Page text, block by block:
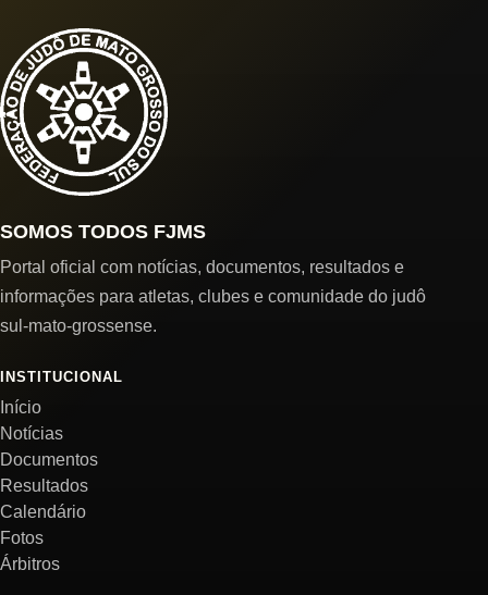
SOMOS TODOS FJMS
Portal oficial com notícias, documentos, resultados e
informações para atletas, clubes e comunidade do judô
sul-mato-grossense.
INSTITUCIONAL
Início
Notícias
Documentos
Resultados
Calendário
Fotos
Árbitros